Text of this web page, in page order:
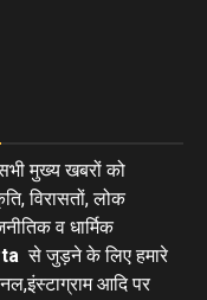
मुख्य खबरों को
विरासतों, लोक
व धार्मिक
से जुड़ने के लिए हमारे
आदि पर